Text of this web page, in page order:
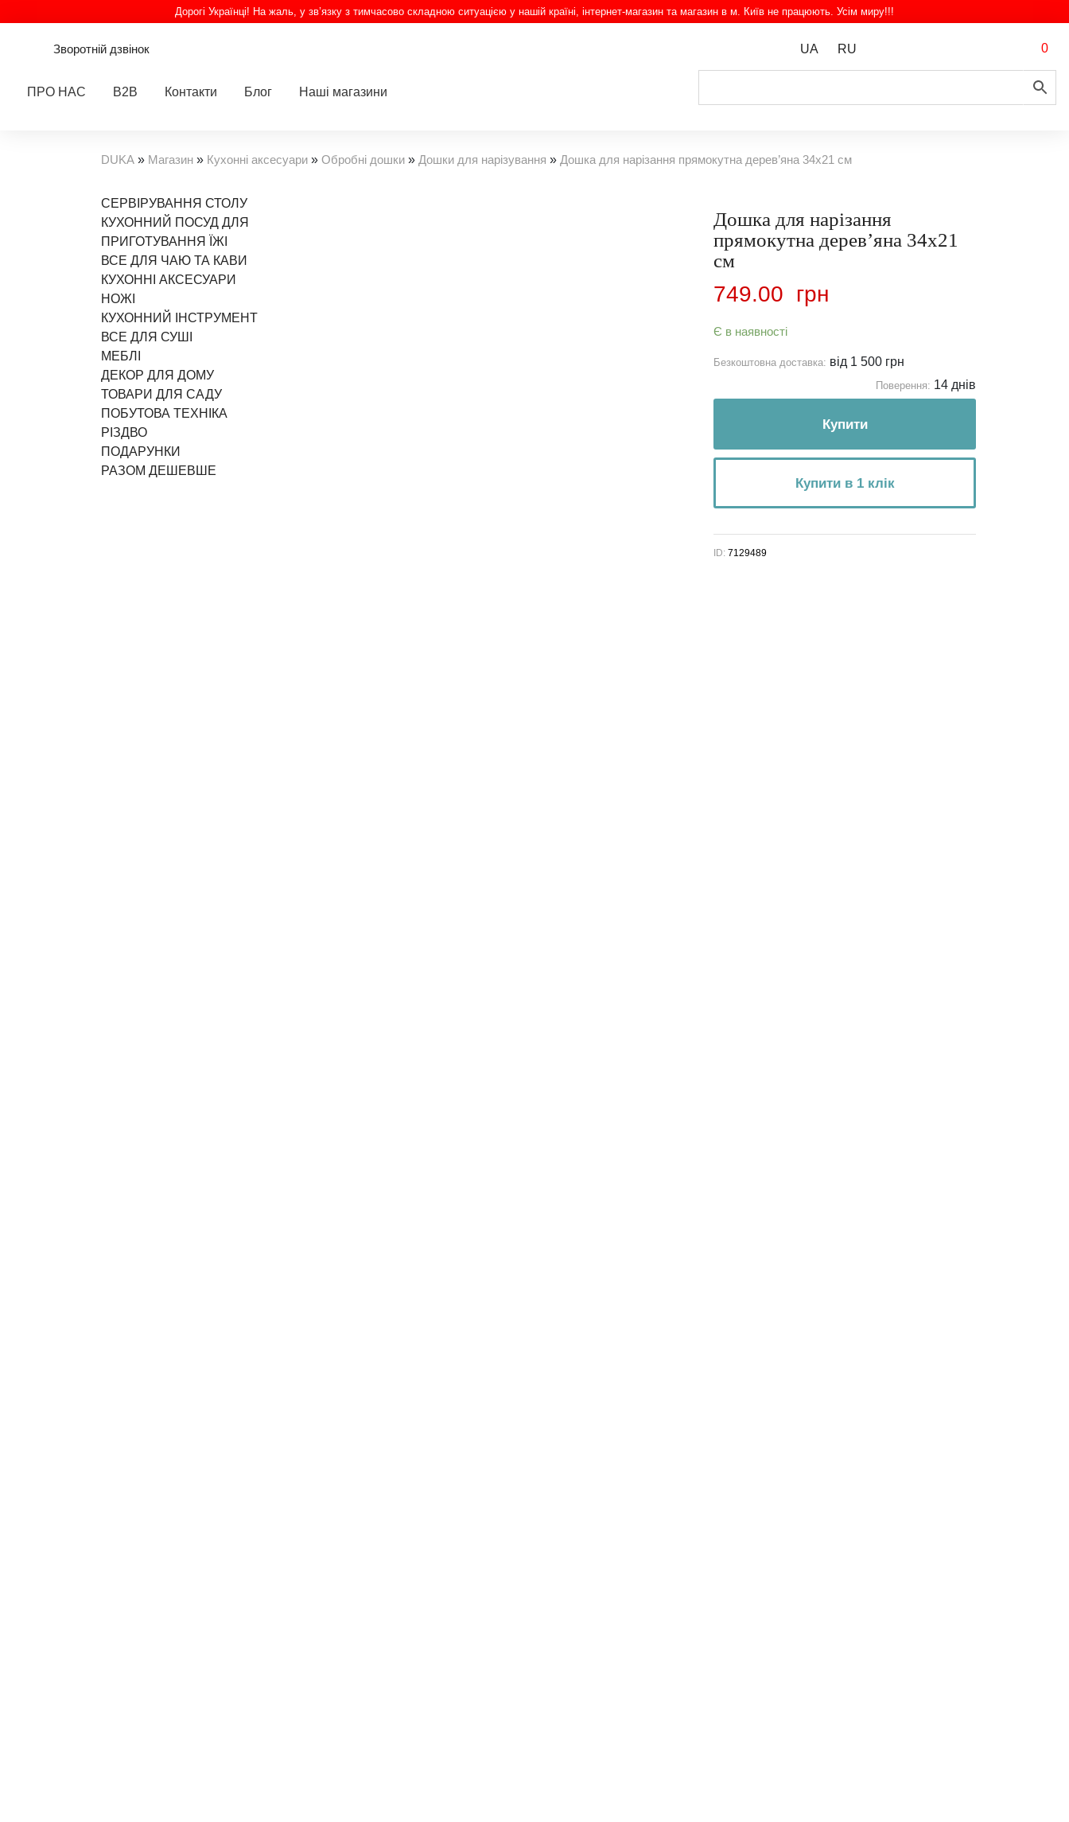
Дорогі Українці! На жаль, у зв’язку з тимчасово складною ситуацією у нашій країні, інтернет-магазин та магазин в м. Київ не працюють. Усім миру!!!
Зворотній дзвінок UA RU 0
ПРО НАС B2B Контакти Блог Наші магазини
DUKA » Магазин » Кухонні аксесуари » Обробні дошки » Дошки для нарізування » Дошка для нарізання прямокутна дерев’яна 34х21 см
СЕРВІРУВАННЯ СТОЛУ
КУХОННИЙ ПОСУД ДЛЯ
ПРИГОТУВАННЯ ЇЖІ
ВСЕ ДЛЯ ЧАЮ ТА КАВИ
КУХОННІ АКСЕСУАРИ
НОЖІ
КУХОННИЙ ІНСТРУМЕНТ
ВСЕ ДЛЯ СУШІ
МЕБЛІ
ДЕКОР ДЛЯ ДОМУ
ТОВАРИ ДЛЯ САДУ
ПОБУТОВА ТЕХНІКА
РІЗДВО
ПОДАРУНКИ
РАЗОМ ДЕШЕВШЕ
Дошка для нарізання
прямокутна дерев’яна 34х21
см
749.00 грн
Є в наявності
Безкоштовна доставка: від 1 500 грн
Поверення: 14 днів
Купити
Купити в 1 клік
ID: 7129489